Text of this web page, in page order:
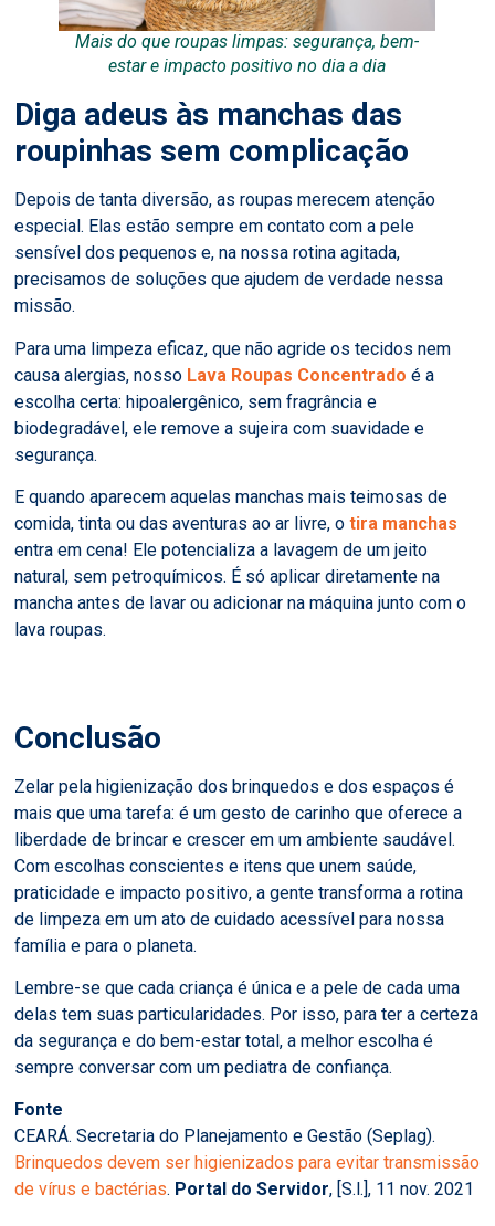
Mais do que roupas limpas: segurança, bem-
estar e impacto positivo no dia a dia
Diga adeus às manchas das
roupinhas sem complicação
Depois de tanta diversão, as roupas merecem atenção
especial. Elas estão sempre em contato com a pele
sensível dos pequenos e, na nossa rotina agitada,
precisamos de soluções que ajudem de verdade nessa
missão.
Para uma limpeza eficaz, que não agride os tecidos nem
causa alergias, nosso Lava Roupas Concentrado é a
escolha certa: hipoalergênico, sem fragrância e
biodegradável, ele remove a sujeira com suavidade e
segurança.
E quando aparecem aquelas manchas mais teimosas de
comida, tinta ou das aventuras ao ar livre, otira manchas
entra em cena! Ele potencializa a lavagem de um jeito
natural, sem petroquímicos. É só aplicar diretamente na
mancha antes de lavar ou adicionar na máquina junto com o
lava roupas.
Conclusão
Zelar pela higienização dos brinquedos e dos espaços é
mais que uma tarefa: é um gesto de carinho que oferece a
liberdade de brincar e crescer em um ambiente saudável.
Com escolhas conscientes e itens que unem saúde,
praticidade e impacto positivo, a gente transforma a rotina
de limpeza em um ato de cuidado acessível para nossa
família e para o planeta.
Lembre-se que cada criança é única e a pele de cada uma
delas tem suas particularidades. Por isso, para ter a certeza
da segurança e do bem-estar total, a melhor escolha é
sempre conversar com um pediatra de confiança.
Fonte
CEARÁ. Secretaria do Planejamento e Gestão (Seplag).
Brinquedos devem ser higienizados para evitar transmissão
de vírus e bactérias. Portal do Servidor, [S.l.], 11 nov. 2021